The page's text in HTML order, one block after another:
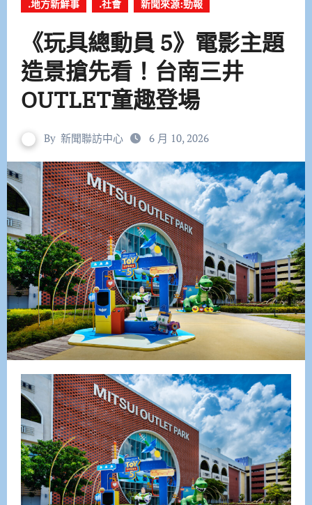
.地方新鮮事 .社會 新聞來源:勁報
《玩具總動員 5》電影主題
造景搶先看！台南三井
OUTLET童趣登場
By 新聞聯訪中心 6 月 10, 2026